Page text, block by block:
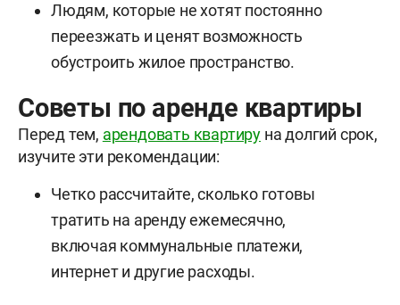
Людям, которые не хотят постоянно
переезжать и ценят возможность
обустроить жилое пространство.
Советы по аренде квартиры
Перед тем, арендовать квартиру на долгий срок,
изучите эти рекомендации:
Четко рассчитайте, сколько готовы
тратить на аренду ежемесячно,
включая коммунальные платежи,
интернет и другие расходы.